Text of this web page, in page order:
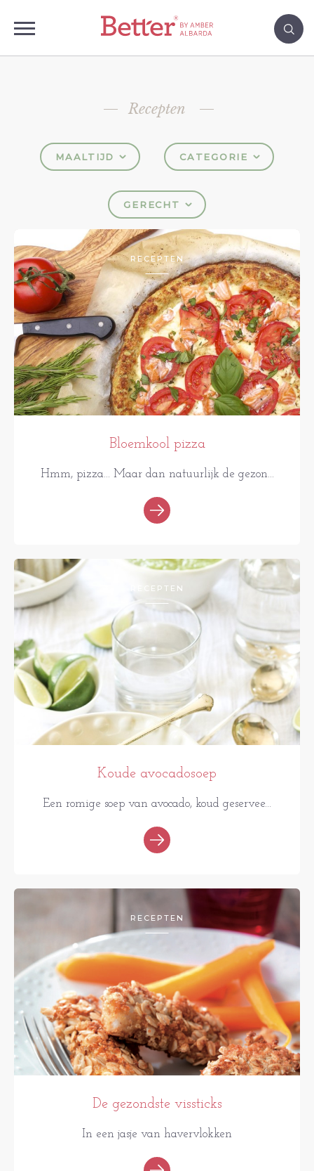
Recepten
MAALTIJD CATEGORIE
GERECHT
RECEPTEN
Bloemkool pizza
Hmm, pizza... Maar dan natuurlijk de gezon...
RECEPTEN
Koude avocadosoep
Een romige soep van avocado, koud geservee...
RECEPTEN
De gezondste vissticks
In een jasje van havervlokken